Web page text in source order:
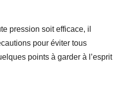
pression soit efficace, il
pour éviter tous
points à garder à l’esprit